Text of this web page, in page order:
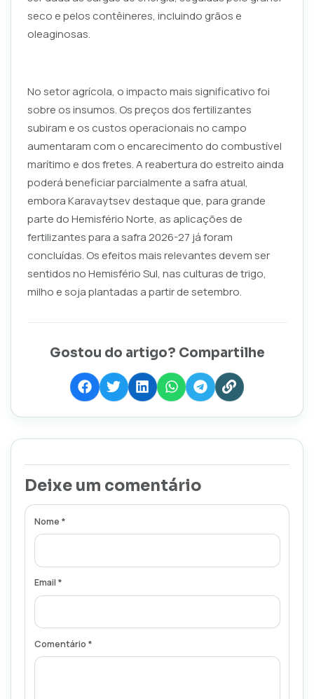
seco e pelos contêineres, incluindo grãos e
oleaginosas.
No setor agrícola, o impacto mais significativo foi
sobre os insumos. Os preços dos fertilizantes
subiram e os custos operacionais no campo
aumentaram com o encarecimento do combustível
marítimo e dos fretes. A reabertura do estreito ainda
poderá beneficiar parcialmente a safra atual,
embora Karavaytsev destaque que, para grande
parte do Hemisfério Norte, as aplicações de
fertilizantes para a safra 2026-27 já foram
concluídas. Os efeitos mais relevantes devem ser
sentidos no Hemisfério Sul, nas culturas de trigo,
milho e soja plantadas a partir de setembro.
Gostou do artigo? Compartilhe
Deixe um comentário
Nome *
Email *
Comentário *